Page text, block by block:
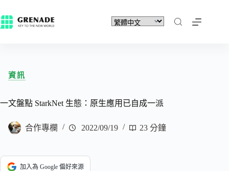
資訊
一文盤點 StarkNet 生態：原生應用已自成一派
合作專欄 2022/09/19 23 分鐘
加入為 Google 偏好來源